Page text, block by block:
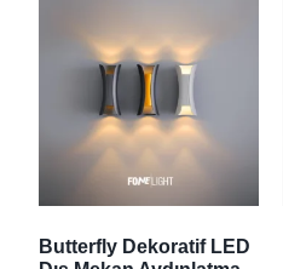
Butterfly Dekoratif LED